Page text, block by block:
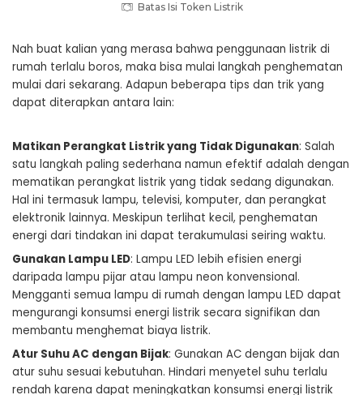
Batas Isi Token Listrik
Nah buat kalian yang merasa bahwa penggunaan listrik di
rumah terlalu boros, maka bisa mulai langkah penghematan
mulai dari sekarang. Adapun beberapa tips dan trik yang
dapat diterapkan antara lain:
Matikan Perangkat Listrik yang Tidak Digunakan: Salah
satu langkah paling sederhana namun efektif adalah dengan
mematikan perangkat listrik yang tidak sedang digunakan.
Hal ini termasuk lampu, televisi, komputer, dan perangkat
elektronik lainnya. Meskipun terlihat kecil, penghematan
energi dari tindakan ini dapat terakumulasi seiring waktu.
Gunakan Lampu LED: Lampu LED lebih efisien energi
daripada lampu pijar atau lampu neon konvensional.
Mengganti semua lampu di rumah dengan lampu LED dapat
mengurangi konsumsi energi listrik secara signifikan dan
membantu menghemat biaya listrik.
Atur Suhu AC dengan Bijak: Gunakan AC dengan bijak dan
atur suhu sesuai kebutuhan. Hindari menyetel suhu terlalu
rendah karena dapat meningkatkan konsumsi energi listrik